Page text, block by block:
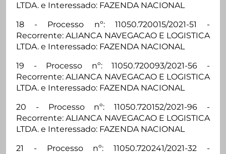
LTDA. e Interessado: FAZENDA NACIONAL
18 - Processo nº: 11050.720015/2021-51 -
Recorrente: ALIANCA NAVEGACAO E LOGISTICA
LTDA. e Interessado: FAZENDA NACIONAL
19 - Processo nº: 11050.720093/2021-56 -
Recorrente: ALIANCA NAVEGACAO E LOGISTICA
LTDA. e Interessado: FAZENDA NACIONAL
20 - Processo nº: 11050.720152/2021-96 -
Recorrente: ALIANCA NAVEGACAO E LOGISTICA
LTDA. e Interessado: FAZENDA NACIONAL
21 - Processo nº: 11050.720241/2021-32 -